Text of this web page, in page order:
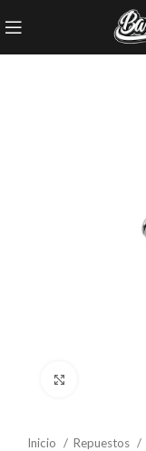
Inicio Repuestos